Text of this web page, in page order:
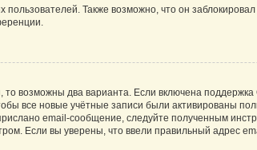
Также возможно, что он
возможны два варианта. Если включена поддержка
все новые учётные записи были активированы
email-сообщение, следуйте полученным
Если вы уверены, что ввели правильный адрес